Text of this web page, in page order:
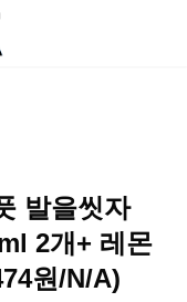
발을씻자
2개+ 레몬
원/N/A)